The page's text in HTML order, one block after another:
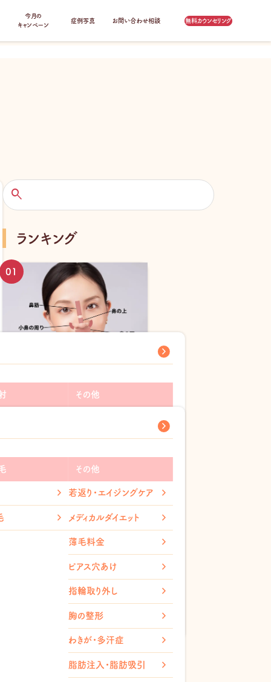
クター
ダイエット
その他
薄毛治療(AGA)
ワキガ・多汗症治療
アンチエイジング
美容内服
その他
若返り・エイジングケア
メディカルダイエット
薄毛料金
ピアス穴あけ
指輪取り外し
胸の整形
わきが・多汗症
脂肪注入・脂肪吸引
今月の
キャンペーン
症例写真 お問い合わせ相談 無料カウンセリング
検
索
ランキング
ても違う？対処法も紹介
2025.10.24
膿がパンパンのニキビ対処法
2025.11.14